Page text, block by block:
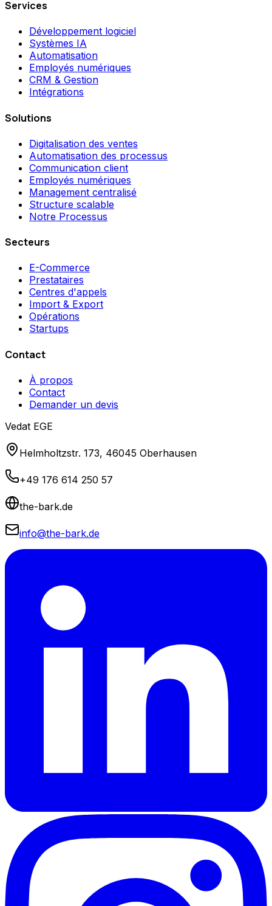
Services
Développement logiciel
Systèmes IA
Automatisation
Employés numériques
CRM & Gestion
Intégrations
Solutions
Digitalisation des ventes
Automatisation des processus
Communication client
Employés numériques
Management centralisé
Structure scalable
Notre Processus
Secteurs
E-Commerce
Prestataires
Centres d'appels
Import & Export
Opérations
Startups
Contact
À propos
Contact
Demander un devis
Vedat EGE
Helmholtzstr. 173, 46045 Oberhausen
+49 176 614 250 57
the-bark.de
info@the-bark.de